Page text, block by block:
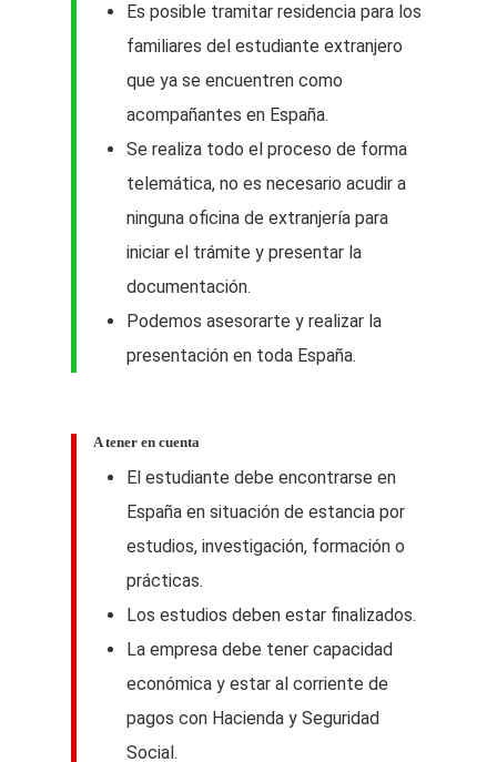
Es posible tramitar residencia para los
familiares del estudiante extranjero
que ya se encuentren como
acompañantes en España.
Se realiza todo el proceso de forma
telemática, no es necesario acudir a
ninguna oficina de extranjería para
iniciar el trámite y presentar la
documentación.
Podemos asesorarte y realizar la
presentación en toda España.
A tener en cuenta
El estudiante debe encontrarse en
España en situación de estancia por
estudios, investigación, formación o
prácticas.
Los estudios deben estar finalizados.
La empresa debe tener capacidad
económica y estar al corriente de
pagos con Hacienda y Seguridad
Social.